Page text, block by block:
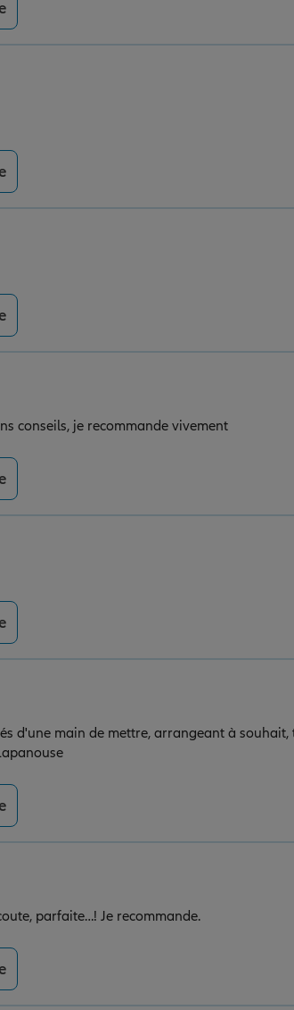
conseils, je recommande vivement
d'une main de mettre, arrangeant à
parfaite…! Je recommande.